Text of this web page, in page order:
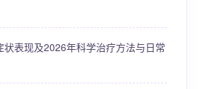
状表现及2026年科学治疗方法与日常